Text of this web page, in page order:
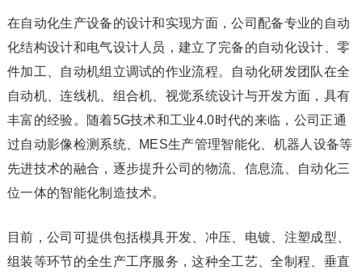
在自动化生产设备的设计和实现方面，公司配备专业的自动
化结构设计和电气设计人员，建立了完备的自动化设计、零
件加工、自动机组立调试的作业流程。自动化研发团队在全
自动机、连线机、组合机、视觉系统设计与开发方面，具有
丰富的经验。随着5G技术和工业4.0时代的来临，公司正通
过自动影像检测系统、MES生产管理智能化、机器人设备等
先进技术的融合，逐步提升公司的物流、信息流、自动化三
位一体的智能化制造技术。
目前，公司可提供包括模具开发、冲压、电镀、注塑成型、
组装等环节的全生产工序服务，这种全工艺、全制程、垂直